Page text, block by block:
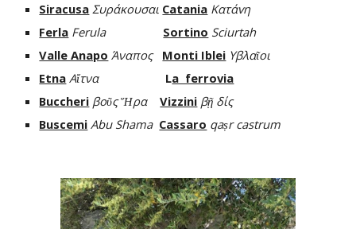
Siracusa Συράκουσαι Catania Kατάvη
Ferla Ferula Sortino Sciurtah
Valle Anapo Άναπος Monti Iblei Υβλαῖοι
Etna Aἴτνα La ferrovia
Buccheri βοῦς ἭραVizzini βῇ δίς
Buscemi Abu Shama Cassaro qaṣr castrum